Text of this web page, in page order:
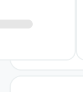
است که